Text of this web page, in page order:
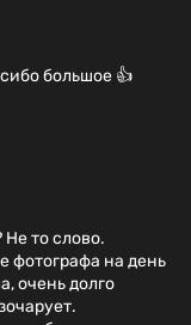
большое 👍
то слово.
фотографа на день
очень долго